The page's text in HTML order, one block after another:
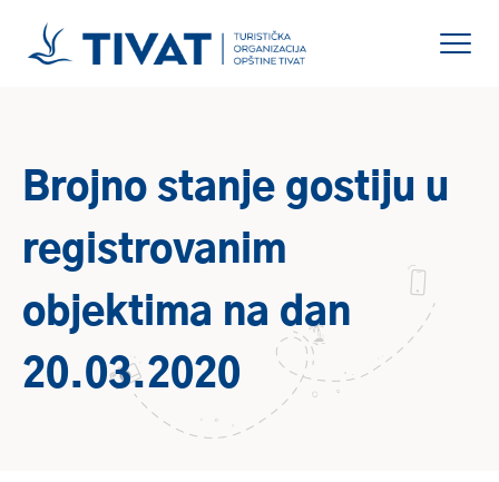
Brojno stanje gostiju u
registrovanim
objektima na dan
20.03.2020